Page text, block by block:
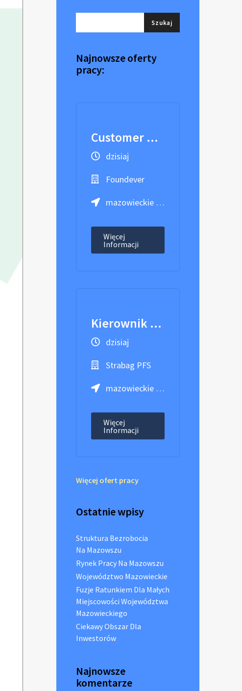
Najnowsze oferty
pracy:
Customer Care Specialist with English
dzisiaj
Foundever
mazowieckie / Warszawa
Więcej
Informacji
Kierownik Techniczny / Kierowniczka Techniczna Obiektu
dzisiaj
Strabag PFS
mazowieckie / Warszawa
Więcej
Informacji
Więcej ofert pracy
Ostatnie wpisy
Struktura Bezrobocia
Na Mazowszu
Rynek Pracy Na Mazowszu
Województwo Mazowieckie
Fuzje Ratunkiem Dla Małych
Miejscowości Województwa
Mazowieckiego
Ciekawy Obszar Dla
Inwestorów
Najnowsze
komentarze